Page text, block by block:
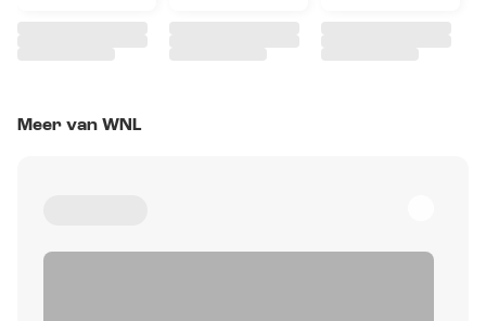
Meer van WNL